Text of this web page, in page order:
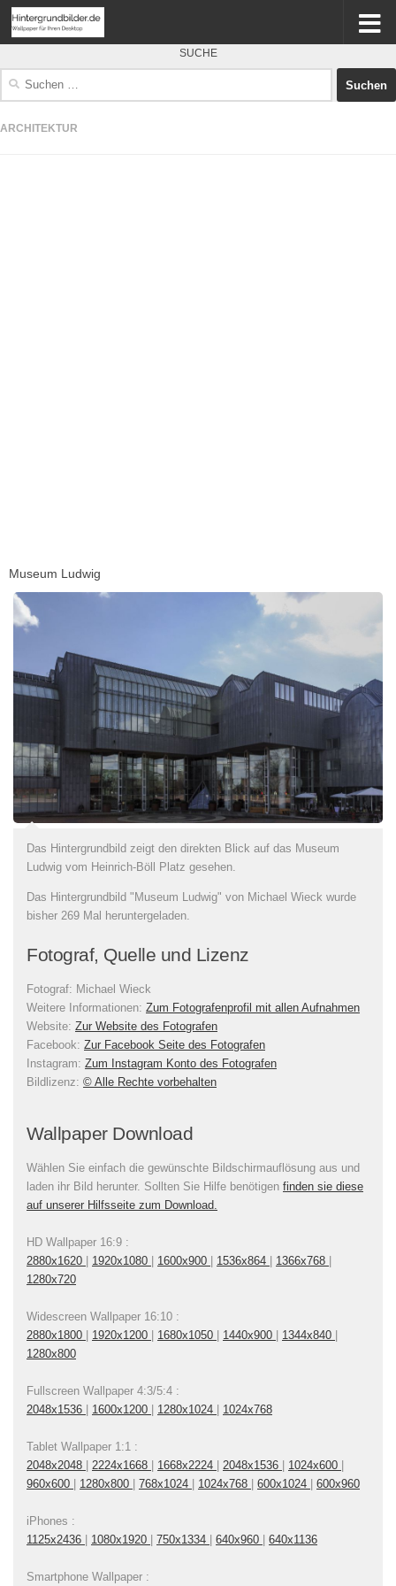
SUCHE
ARCHITEKTUR
Museum Ludwig
Das Hintergrundbild zeigt den direkten Blick auf das Museum
Ludwig vom Heinrich-Böll Platz gesehen.
Das Hintergrundbild "Museum Ludwig" von Michael Wieck wurde
bisher 269 Mal heruntergeladen.
Fotograf, Quelle und Lizenz
Fotograf: Michael Wieck
Weitere Informationen: Zum Fotografenprofil mit allen Aufnahmen
Website: Zur Website des Fotografen
Facebook: Zur Facebook Seite des Fotografen
Instagram: Zum Instagram Konto des Fotografen
Bildlizenz: © Alle Rechte vorbehalten
Wallpaper Download
Wählen Sie einfach die gewünschte Bildschirmauflösung aus und
laden ihr Bild herunter. Sollten Sie Hilfe benötigen finden sie diese
auf unserer Hilfsseite zum Download.
HD Wallpaper 16:9 :
2880x1620 | 1920x1080 | 1600x900 | 1536x864 | 1366x768 |
1280x720
Widescreen Wallpaper 16:10 :
2880x1800 | 1920x1200 | 1680x1050 | 1440x900 | 1344x840 |
1280x800
Fullscreen Wallpaper 4:3/5:4 :
2048x1536 | 1600x1200 | 1280x1024 | 1024x768
Tablet Wallpaper 1:1 :
2048x2048 | 2224x1668 | 1668x2224 | 2048x1536 | 1024x600 |
960x600 | 1280x800 | 768x1024 | 1024x768 | 600x1024 | 600x960
iPhones :
1125x2436 | 1080x1920 | 750x1334 | 640x960 | 640x1136
Smartphone Wallpaper :